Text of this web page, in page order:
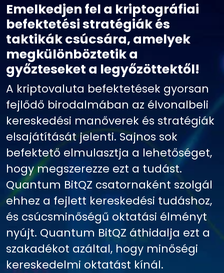
Emelkedjen fel a kriptográfiai
befektetési stratégiák és
taktikák csúcsára, amelyek
megkülönböztetik a
győzteseket a legyőzöttektől!
A kriptovaluta befektetések gyorsan
fejlődő birodalmában az élvonalbeli
kereskedési manőverek és stratégiák
elsajátítását jelenti. Sajnos sok
befektető elmulasztja a lehetőséget,
hogy megszerezze ezt a tudást.
Quantum BitQZ csatornaként szolgál
ehhez a fejlett kereskedési tudáshoz,
és csúcsminőségű oktatási élményt
nyújt. Quantum BitQZ áthidalja ezt a
szakadékot azáltal, hogy minőségi
kereskedelmi oktatást kínál.